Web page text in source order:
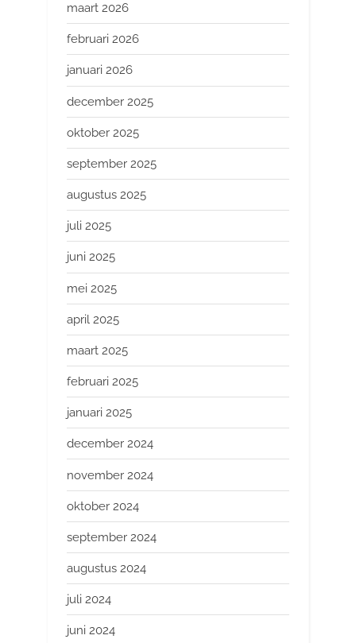
maart 2026
februari 2026
januari 2026
december 2025
oktober 2025
september 2025
augustus 2025
juli 2025
juni 2025
mei 2025
april 2025
maart 2025
februari 2025
januari 2025
december 2024
november 2024
oktober 2024
september 2024
augustus 2024
juli 2024
juni 2024